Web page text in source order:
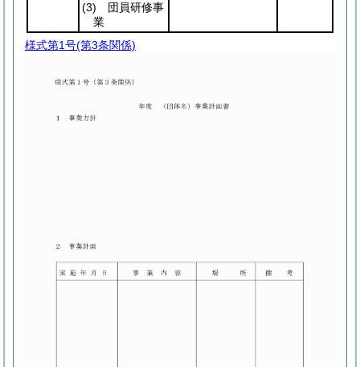
(3) 団員研修事
業
様式第1号(第3条関係)